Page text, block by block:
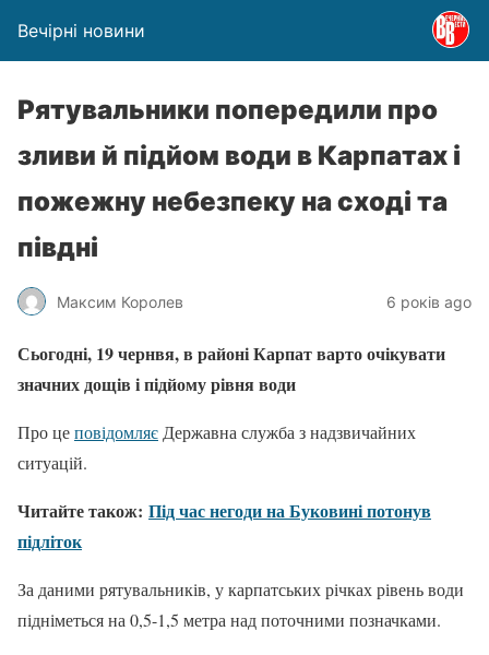
Вечірні новини
Рятувальники попередили про
зливи й підйом води в Карпатах і
пожежну небезпеку на сході та
півдні
Максим Королев 6 років ago
Сьогодні, 19 чернвя, в районі Карпат варто очікувати
значних дощів і підйому рівня води
Про цеповідомляє Державна служба з надзвичайних
ситуацій.
Читайте також: Під час негоди на Буковині потонув
підліток
За даними рятувальників, у карпатських річках рівень води
підніметься на 0,5-1,5 метра над поточними позначками.